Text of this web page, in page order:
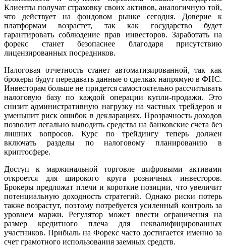
Клиенты получат страховку своих активов, аналогичную той,
что действует на фондовом рынке сегодня. Доверие к
платформам возрастет, так как государство будет
гарантировать соблюдение прав инвесторов. Заработать на
форекс станет безопаснее благодаря присутствию
лицензированных посредников.
Налоговая отчетность станет автоматизированной, так как
брокеры будут передавать данные о сделках напрямую в ФНС.
Инвесторам больше не придется самостоятельно рассчитывать
налоговую базу по каждой операции купли-продажи. Это
снизит административную нагрузку на частных трейдеров и
уменьшит риск ошибок в декларациях. Прозрачность доходов
позволит легально выводить средства на банковские счета без
лишних вопросов. Курс по трейдингу теперь должен
включать разделы по налоговому планированию в
криптосфере.
Доступ к маржинальной торговле цифровыми активами
откроется для широкого круга розничных инвесторов.
Брокеры предложат плечи и короткие позиции, что увеличит
потенциальную доходность стратегий. Однако риски потерь
также возрастут, поэтому потребуется усиленный контроль за
уровнем маржи. Регулятор может ввести ограничения на
размер кредитного плеча для неквалифицированных
участников. Прибыль на Форекс часто достигается именно за
счет грамотного использования заемных средств.